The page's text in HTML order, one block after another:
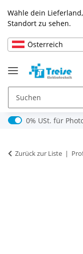
Wähle dein
Standort zu sehen.
Österreich
0% USt. für
0% USt. für
Zurück zur Liste